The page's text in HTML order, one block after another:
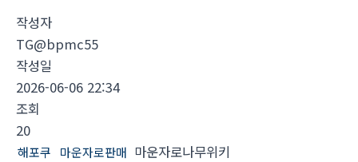
작성자
TG@bpmc55
작성일
2026-06-06 22:34
조회
20
해포쿠 마운자로판매 마운자로나무위키